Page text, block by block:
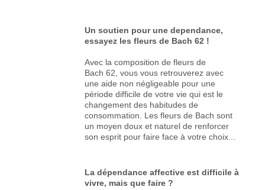
Un soutien pour une dependance,
essayez les fleurs de Bach 62 !
Avec la composition de fleurs de
Bach 62, vous vous retrouverez avec
une aide non négligeable pour une
période difficile de votre vie qui est le
changement des habitudes de
consommation. Les fleurs de Bach sont
un moyen doux et naturel de renforcer
son esprit pour faire face à votre choix...
La dépendance affective est difficile à
vivre, mais que faire ?